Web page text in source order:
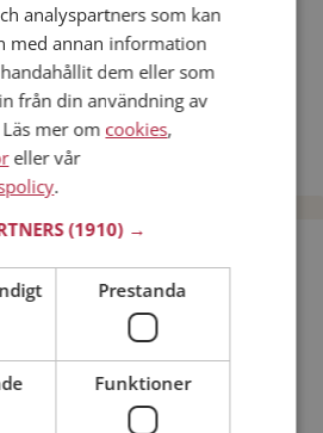
utan kostnad!
Kvinna
analyspartners som kan
med annan information
dem eller som
från din användning av
mer om cookies,
eller vår
.
(1910) →
Prestanda
Funktioner